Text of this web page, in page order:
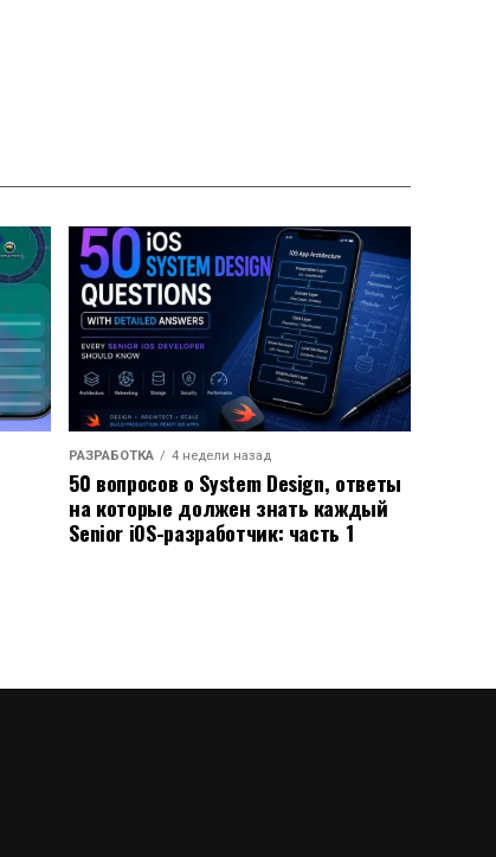
РАЗРАБОТКА 4 недели назад
50 вопросов о System Design, ответы
на которые должен знать каждый
Senior iOS-разработчик: часть 1